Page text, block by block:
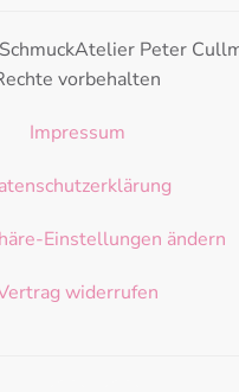
Peter
vorbehalten
Impressum
Einstellungen ändern
widerrufen